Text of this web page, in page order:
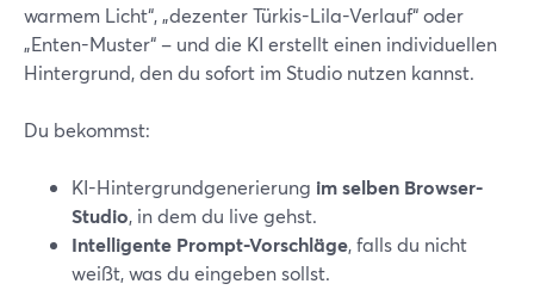
warmem Licht“, „dezenter Türkis-Lila-Verlauf“ oder
„Enten-Muster“ – und die KI erstellt einen individuellen
Hintergrund, den du sofort im Studio nutzen kannst.
Du bekommst:
KI-Hintergrundgenerierung im selben Browser-
Studio, in dem du live gehst.
Intelligente Prompt-Vorschläge, falls du nicht
weißt, was du eingeben sollst.